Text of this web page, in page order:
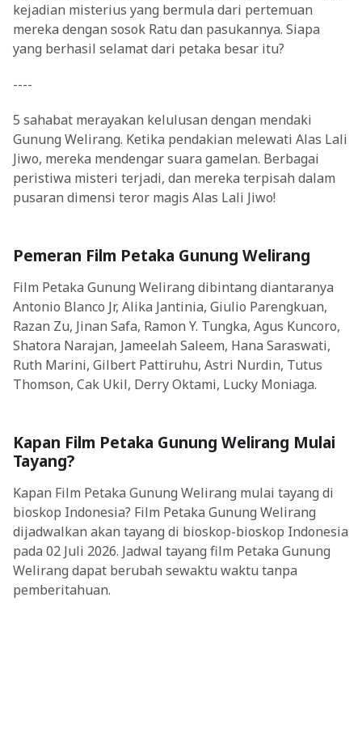
kejadian misterius yang bermula dari pertemuan
mereka dengan sosok Ratu dan pasukannya. Siapa
yang berhasil selamat dari petaka besar itu?
----
5 sahabat merayakan kelulusan dengan mendaki
Gunung Welirang. Ketika pendakian melewati Alas Lali
Jiwo, mereka mendengar suara gamelan. Berbagai
peristiwa misteri terjadi, dan mereka terpisah dalam
pusaran dimensi teror magis Alas Lali Jiwo!
Pemeran Film Petaka Gunung Welirang
Film Petaka Gunung Welirang dibintang diantaranya
Antonio Blanco Jr, Alika Jantinia, Giulio Parengkuan,
Razan Zu, Jinan Safa, Ramon Y. Tungka, Agus Kuncoro,
Shatora Narajan, Jameelah Saleem, Hana Saraswati,
Ruth Marini, Gilbert Pattiruhu, Astri Nurdin, Tutus
Thomson, Cak Ukil, Derry Oktami, Lucky Moniaga.
Kapan Film Petaka Gunung Welirang Mulai
Tayang?
Kapan Film Petaka Gunung Welirang mulai tayang di
bioskop Indonesia? Film Petaka Gunung Welirang
dijadwalkan akan tayang di bioskop-bioskop Indonesia
pada 02 Juli 2026. Jadwal tayang film Petaka Gunung
Welirang dapat berubah sewaktu waktu tanpa
pemberitahuan.